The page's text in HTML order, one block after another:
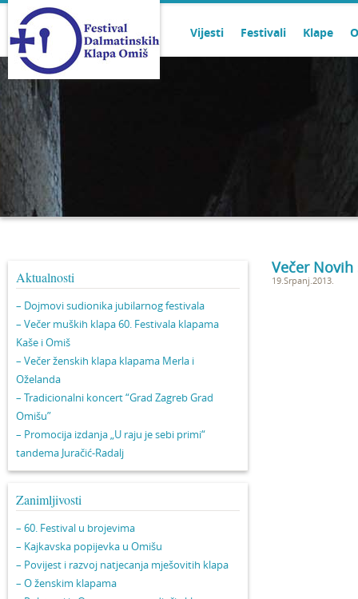
Vijesti Festivali Klape
Aktualnosti
– Dojmovi sudionika jubilarnog festivala
– Večer muških klapa 60. Festivala klapama
Kaše i Omiš
– Večer ženskih klapa klapama Merla i
Oželanda
– Tradicionalni koncert “Grad Zagreb Grad
Omišu”
– Promocija izdanja „U raju je sebi primi“
tandema Juračić-Radalj
Zanimljivosti
– 60. Festival u brojevima
– Kajkavska popijevka u Omišu
– Povijest i razvoj natjecanja mješovitih klapa
– O ženskim klapama
Večer
19.Srpanj.2013.